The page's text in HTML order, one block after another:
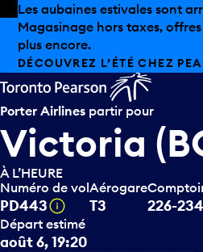
Skip to offers
Passer au contenu principal
Les aubaines estivales sont
Magasinage hors taxes,
plus encore.
DÉCOUVREZ L’ÉTÉ CHEZ
Porter Airlines partir pour
Victoria
À L’HEURE
Numéro de vol
PD443 Infobulle
Aérogare
T3 226-234
Départ estimé
août 6, 19:20